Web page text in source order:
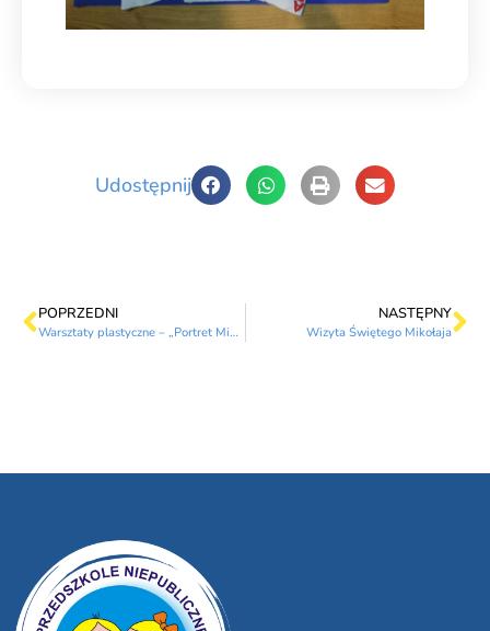
Udostępnij
POPRZEDNI
Warsztaty plastyczne – „Portret Mikołaja”
NASTĘPNY
Wizyta Świętego Mikołaja